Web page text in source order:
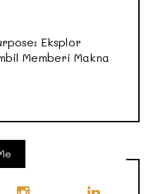
Eksplor
Memberi Makna